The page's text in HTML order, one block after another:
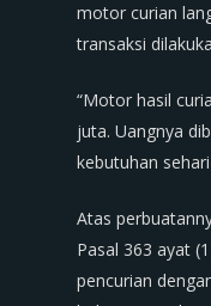
motor curian
transaksi
“Motor hasil
juta. Uangnya
kebutuhan
Atas
Pasal 363 ayat
pencurian